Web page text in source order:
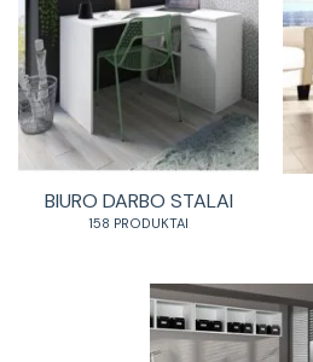
BIURO DARBO STALAI
158 PRODUKTAI